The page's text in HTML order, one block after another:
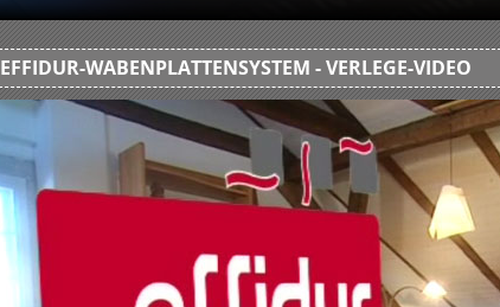
EFFIDUR-WABENPLATTENSYSTEM - VERLEGE-VIDEO